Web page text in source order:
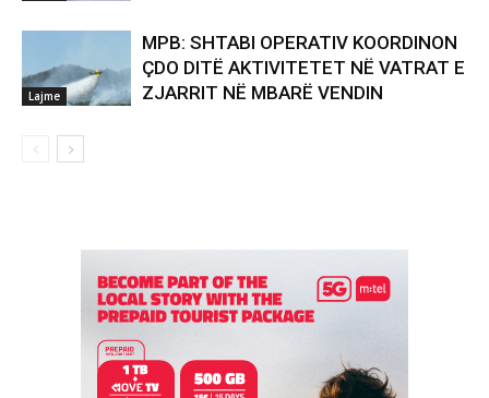
Lajme
MPB: SHTABI OPERATIV KOORDINON
ÇDO DITË AKTIVITETET NË VATRAT E
ZJARRIT NË MBARË VENDIN